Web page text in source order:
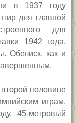
в 1937 году
для главной
для
1942 года,
Обелиск, как и
половине
играм,
45-метровый